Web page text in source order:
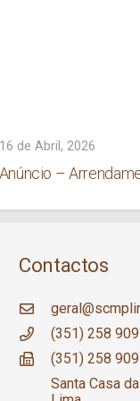
16 de Abril, 2026
Anúncio –
Contactos
(351) 258
(351) 258
Santa Casa